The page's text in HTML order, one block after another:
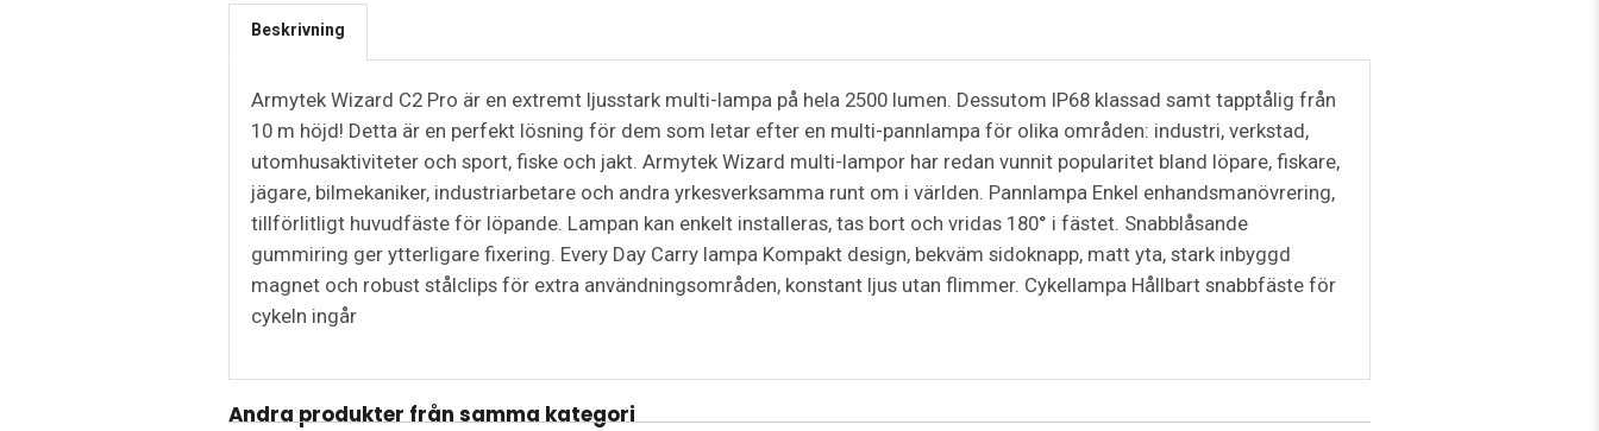
Beskrivning
Armytek Wizard C2 Pro är en extremt ljusstark multi-lampa på hela 2500 lumen. Dessutom IP68 klassad samt tapptålig från
10 m höjd! Detta är en perfekt lösning för dem som letar efter en multi-pannlampa för olika områden: industri, verkstad,
utomhusaktiviteter och sport, fiske och jakt. Armytek Wizard multi-lampor har redan vunnit popularitet bland löpare, fiskare,
jägare, bilmekaniker, industriarbetare och andra yrkesverksamma runt om i världen. Pannlampa Enkel enhandsmanövrering,
tillförlitligt huvudfäste för löpande. Lampan kan enkelt installeras, tas bort och vridas 180° i fästet. Snabblåsande
gummiring ger ytterligare fixering. Every Day Carry lampa Kompakt design, bekväm sidoknapp, matt yta, stark inbyggd
magnet och robust stålclips för extra användningsområden, konstant ljus utan flimmer. Cykellampa Hållbart snabbfäste för
cykeln ingår
Andra produkter från samma kategori